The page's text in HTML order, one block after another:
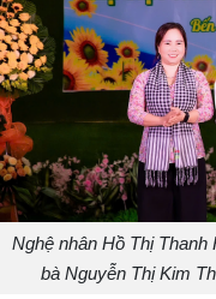
Nghệ nhân Hồ Thị
bà Nguyễn Thị Kim